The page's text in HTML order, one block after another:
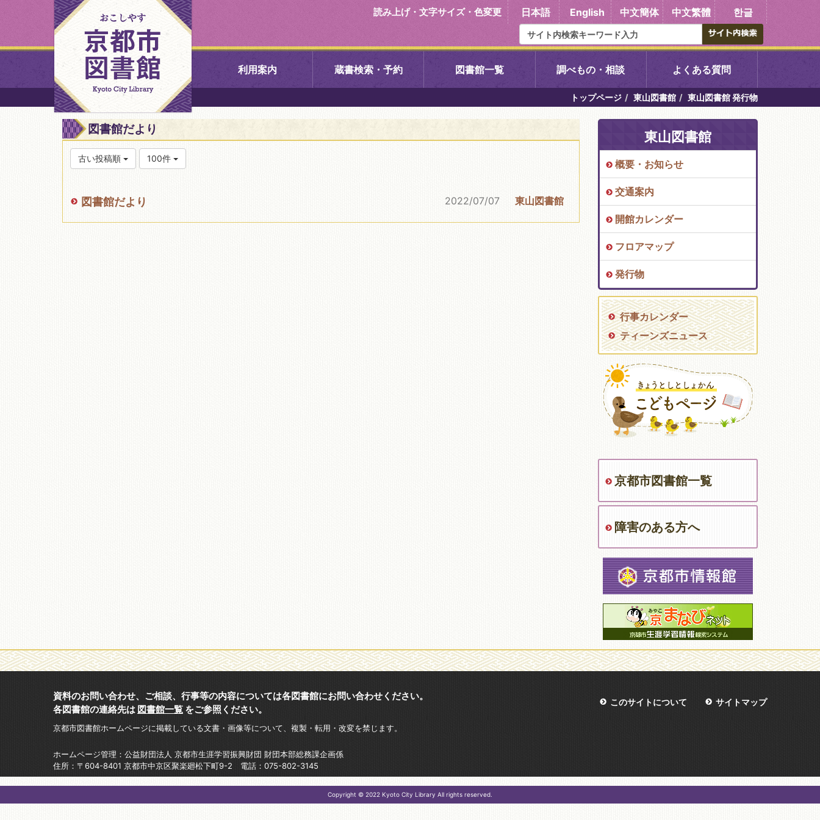
読み上げ・文字サイズ・色変更 日本語 English 中文簡体 中文繁體 한글
利用案内 蔵書検索・予約 図書館一覧
中央図書館 右京中央図書館 伏見中央図書館 醍醐中央図書館
北図書館 左京図書館 岩倉図書館 東山図書館
吉祥院図書館
書館
向島図書館
こどもみらい館子育て図
コミュニティプラザ深草
図書館
調べもの・相談 よくある質問
トップページ 東山図書館 東山図書館 発行物
図書館だより
古い投稿順 100件
図書館だより 2022/07/07 東山図書館
東山図書館
概要・お知らせ
交通案内
開館カレンダー
フロアマップ
発行物
行事カレンダー
ティーンズニュース
京都市図書館一覧
障害のある方へ
このサイトについて サイトマップ
資料のお問い合わせ、ご相談、行事等の内容については各図書館にお問い合わせください。
各図書館の連絡先は 図書館一覧 をご参照ください。
京都市図書館ホームページに掲載している文書・画像等について、複製・転用・改変を禁じます。
ホームページ管理：公益財団法人 京都市生涯学習振興財団 財団本部総務課企画係
住所：〒604-8401 京都市中京区聚楽廻松下町9-2 電話：075-802-3145
Copyright © 2022 Kyoto City Library All rights reserved.